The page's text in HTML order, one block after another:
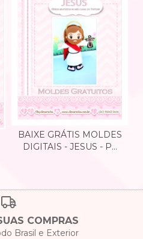
BAIXE GRÁTIS MOLDES
DIGITAIS - JESUS - P...
COMPRAS
Brasil e Exterior